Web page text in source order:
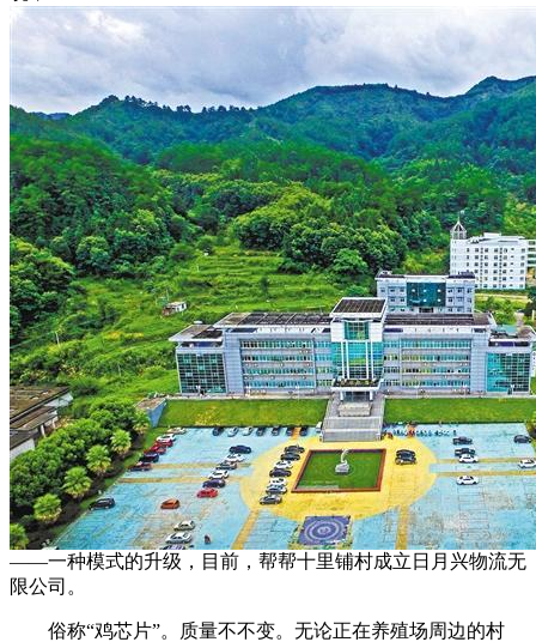
——一种模式的升级，目前，帮帮十里铺村成立日月兴物流无
限公司。
俗称“鸡芯片”。质量不不变。无论正在养殖场周边的村